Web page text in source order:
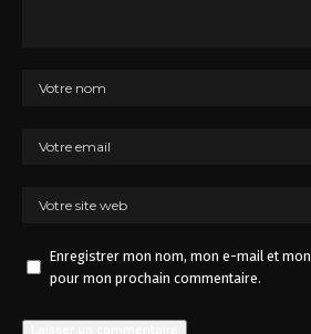
Enregistrer mon nom, mon e-mail et
pour mon prochain commentaire.